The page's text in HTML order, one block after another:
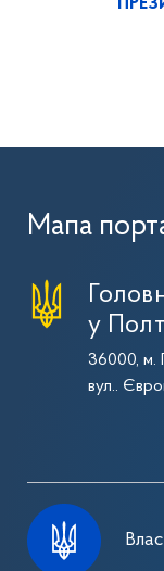
Мапа
у
36000, м.
вул..